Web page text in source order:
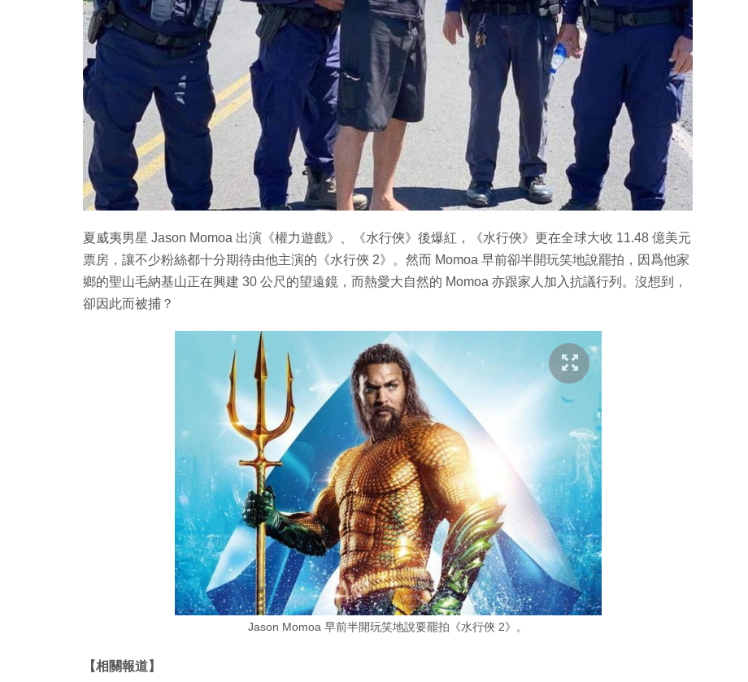
夏威夷男星 Jason Momoa 出演《權力遊戲》、《水行俠》後爆紅，《水行俠》更在全球大收 11.48 億美元
票房，讓不少粉絲都十分期待由他主演的《水行俠 2》。然而 Momoa 早前卻半開玩笑地說罷拍，因爲他家
鄉的聖山毛納基山正在興建 30 公尺的望遠鏡，而熱愛大自然的 Momoa 亦跟家人加入抗議行列。沒想到，
卻因此而被捕？
Jason Momoa 早前半開玩笑地說要罷拍《水行俠 2》。
【相關報道】
Copy
Link